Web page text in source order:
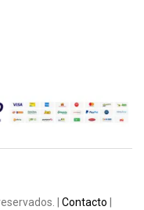
| Contacto